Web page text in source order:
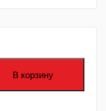
В корзину